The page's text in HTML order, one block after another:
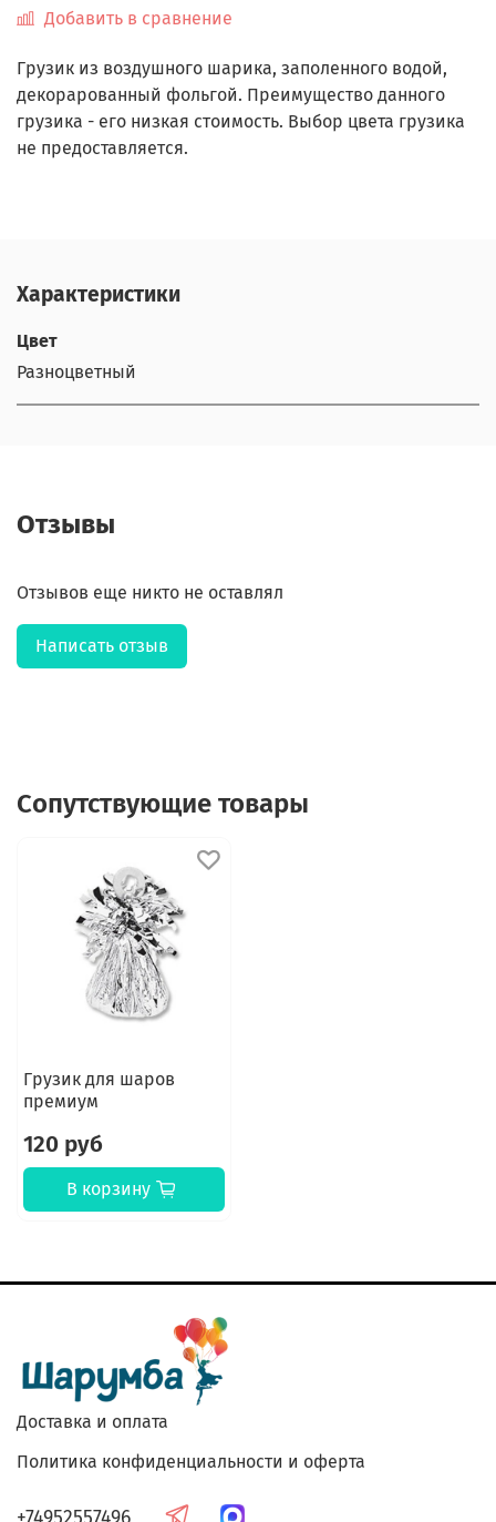
Добавить в сравнение
Грузик из воздушного шарика, заполенного водой,
декорарованный фольгой. Преимущество данного
грузика - его низкая стоимость. Выбор цвета грузика
не предоставляется.
Характеристики
Цвет
Разноцветный
Отзывы
Отзывов еще никто не оставлял
Написать отзыв
Сопутствующие товары
Грузик для шаров
премиум
120 руб
В корзину
Доставка и оплата
Политика конфиденциальности и оферта